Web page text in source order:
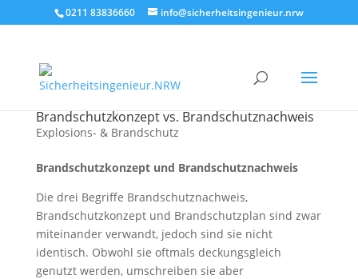
0211 83836660 info@sicherheitsingenieur.nrw
Brandschutzkonzept vs. Brandschutznachweis
Explosions- & Brandschutz
Brandschutzkonzept und Brandschutznachweis
Die drei Begriffe Brandschutznachweis,
Brandschutzkonzept und Brandschutzplan sind zwar
miteinander verwandt, jedoch sind sie nicht
identisch. Obwohl sie oftmals deckungsgleich
genutzt werden, umschreiben sie aber